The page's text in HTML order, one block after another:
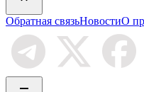
Обратная связьНовостиО